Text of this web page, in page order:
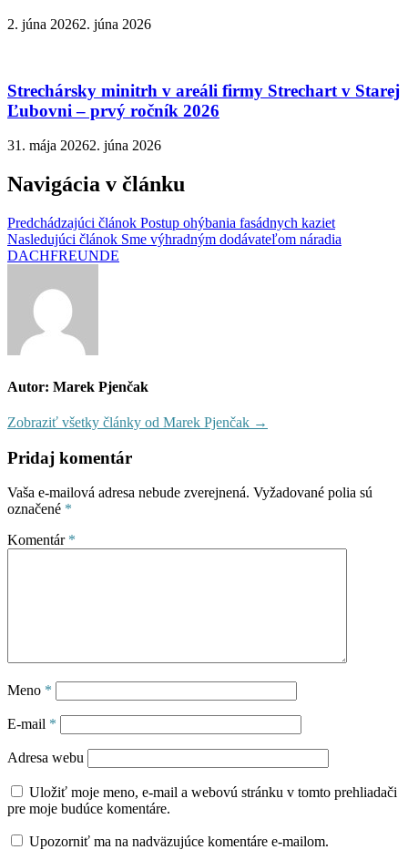
2. júna 20262. júna 2026
Strechársky minitrh v areáli firmy Strechart v Starej
Ľubovni – prvý ročník 2026
31. mája 20262. júna 2026
Navigácia v článku
Predchádzajúci článok Postup ohýbania fasádnych kaziet
Nasledujúci článok Sme výhradným dodávateľom náradia
DACHFREUNDE
Autor: Marek Pjenčak
Zobraziť všetky články od Marek Pjenčak →
Pridaj komentár
Vaša e-mailová adresa nebude zverejnená. Vyžadované polia sú
označené *
Komentár *
Meno *
E-mail *
Adresa webu
Uložiť moje meno, e-mail a webovú stránku v tomto prehliadači
pre moje budúce komentáre.
Upozorniť ma na nadväzujúce komentáre e-mailom.